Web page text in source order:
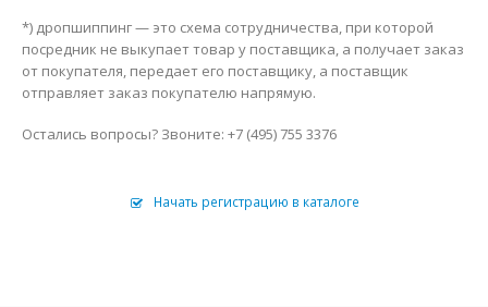
*) дропшиппинг — это схема сотрудничества, при которой
посредник не выкупает товар у поставщика, а получает заказ
от покупателя, передает его поставщику, а поставщик
отправляет заказ покупателю напрямую.
Остались вопросы? Звоните: +7 (495) 755 3376
Начать регистрацию в каталоге